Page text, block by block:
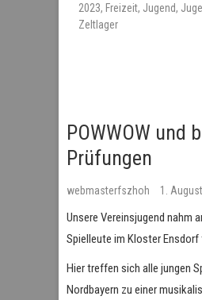
2023, Freizeit, Jugend,
Zeltlager
POWWOW und
Prüfungen
webmasterfszhoh 1.
Unsere Vereinsjugend nahm
Spielleute im Kloster Ensdorf
Hier treffen sich alle jungen
Nordbayern zu einer